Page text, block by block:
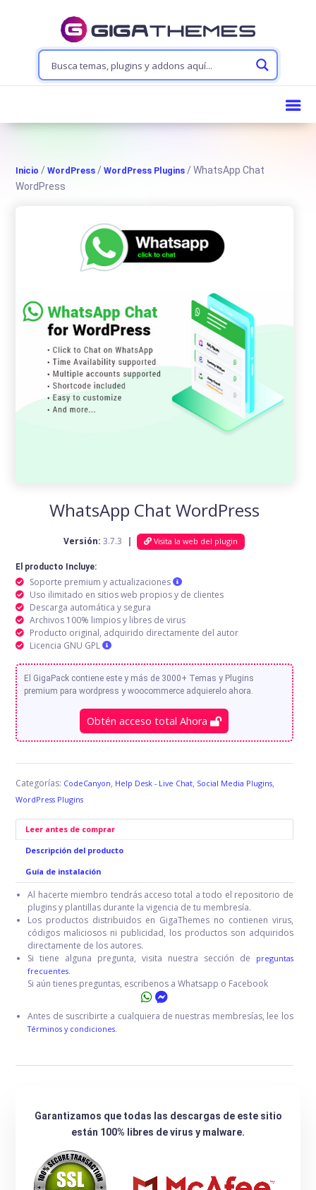
Inicio /WordPress /WordPress Plugins / WhatsApp Chat
WordPress
WhatsApp Chat WordPress
Versión:3.7.3 | Visita la web del plugin
El producto Incluye:
Soporte premium y actualizaciones
Uso ilimitado en sitios web propios y de clientes
Descarga automática y segura
Archivos 100% limpios y libres de virus
Producto original, adquirido directamente del autor
Licencia GNU GPL
El GigaPack contiene este y más de 3000+ Temas y Plugins
premium para wordpress y woocommerce adquierelo ahora.
Obtén acceso total Ahora
Categorías: CodeCanyon, Help Desk - Live Chat, Social Media Plugins,
WordPress Plugins
Leer antes de comprar
Descripción del producto
Guía de instalación
Al hacerte miembro tendrás acceso total a todo el repositorio de
plugins y plantillas durante la vigencia de tu membresía.
Los productos distribuidos en GigaThemes no contienen virus,
códigos maliciosos ni publicidad, los productos son adquiridos
directamente de los autores.
Si tiene alguna pregunta, visita nuestra sección de
preguntas
frecuentes.
Si aún tienes preguntas, escribenos a Whatsapp o Facebook
Antes de suscribirte a cualquiera de nuestras membresías, lee los
Términos y condiciones.
Garantizamos que todas las descargas de este sitio
están 100% libres de virus y malware.